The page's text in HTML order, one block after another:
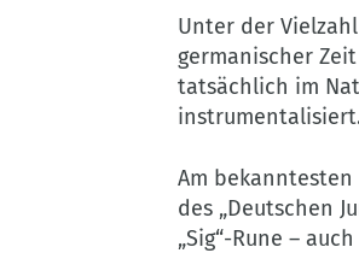
Unter der
germanischer
tatsächlich im
Am bekanntesten
des „Deutschen
„Sig“-Rune –